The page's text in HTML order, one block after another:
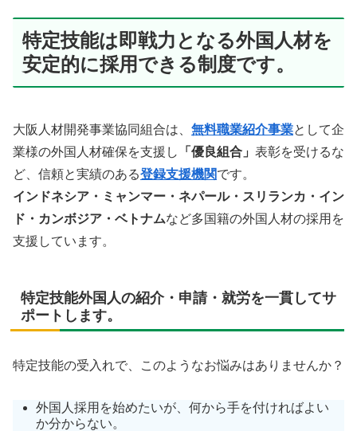
特定技能は即戦力となる外国人材を
安定的に採用できる制度です。
大阪人材開発事業協同組合は、 無料職業紹介事業として企
業様の外国人材確保を支援し
「優良組合」 表彰を受けるな
ど、信頼と実績のある登録支援機関です。
インドネシア・ミャンマー・ネパール・スリランカ・イン
ド・カンボジア・ベトナムなど多国籍の外国人材の採用を
支援しています。
特定技能外国人の紹介・申請・就労を一貫してサ
ポートします。
特定技能の受入れで、このようなお悩みはありませんか？
外国人採用を始めたいが、何から手を付ければよい
か分からない。